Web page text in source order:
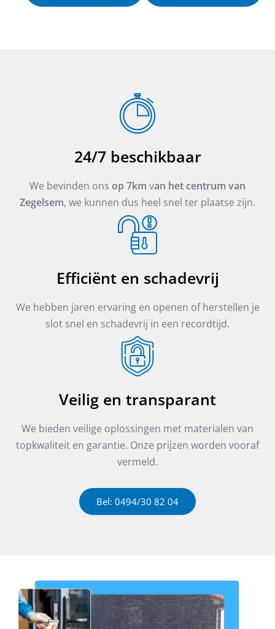
24/7 beschikbaar
We bevinden ons op 7km van het centrum van
Zegelsem, we kunnen dus heel snel ter plaatse zijn.
Efficiënt en schadevrij
We hebben jaren ervaring en openen of herstellen je
slot snel en schadevrij in een recordtijd.
Veilig en transparant
We bieden veilige oplossingen met materialen van
topkwaliteit en garantie. Onze prijzen worden vooraf
vermeld.
Bel: 0494/30 82 04